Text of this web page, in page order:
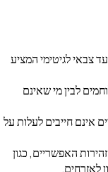
לגיטימי המציע
מי שאינם
חייבים לעלות על
כגון